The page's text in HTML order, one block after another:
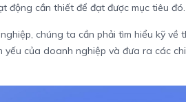
động cần thiết để đạt được mục tiêu đó.
chúng ta cần phải tìm hiểu kỹ
yếu của doanh nghiệp và đưa ra các